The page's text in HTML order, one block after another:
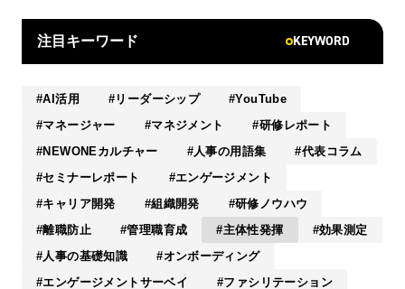
注目キーワード KEYWORD
AI活用 リーダーシップ
YouTube
マネージャー
マネジメント
研修レポート
NEWONEカルチャー
人事の用語集
代表コラム
セミナーレポート
エンゲージメント
キャリア開発
組織開発
研修ノウハウ
離職防止
管理職育成 主体性発揮
効果測定
人事の基礎知識
オンボーディング
エンゲージメントサーベイ
ファシリテーション